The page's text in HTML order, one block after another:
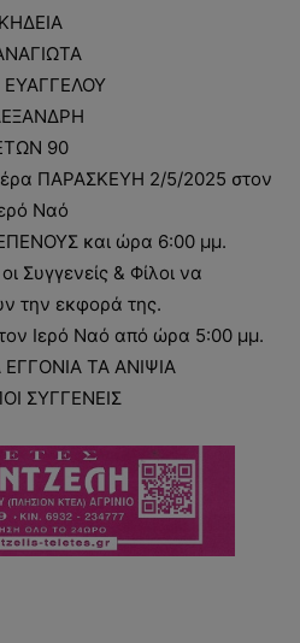
ΚΗΔΕΙΑ
ΕΥΑΓΓΕΛΟΥ
90
ΠΑΡΑΣΚΕΥΗ 2/5/2025 στον
Ναό
και ώρα 6:00 μμ.
Συγγενείς & Φίλοι να
την εκφορά της.
Ιερό Ναό από ώρα 5:00 μμ.
ΤΑ ΑΝΙΨΙΑ
ΣΥΓΓΕΝΕΙΣ